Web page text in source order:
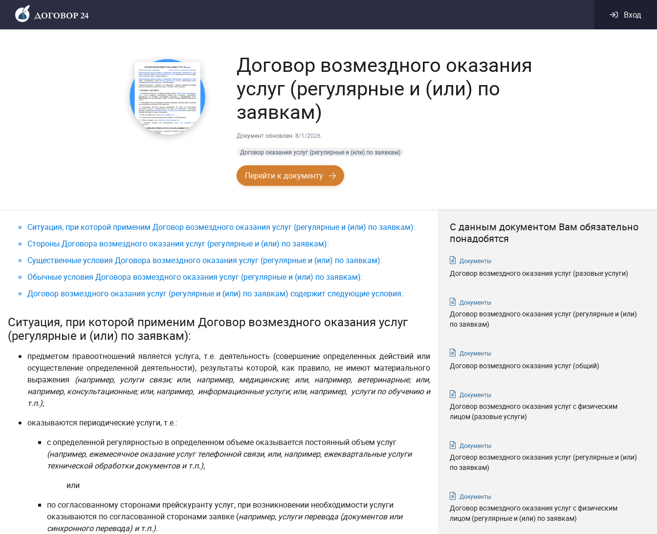
Вход
Договор возмездного оказания
услуг (регулярные и (или) по
заявкам)
Документ обновлен: 8/1/2026
Договор оказания услуг (регулярные и (или) по заявкам)
Перейти к документу
Ситуация, при которой применим Договор возмездного оказания услуг (регулярные и (или) по заявкам):
Стороны Договора возмездного оказания услуг (регулярные и (или) по заявкам):
Существенные условия Договора возмездного оказания услуг (регулярные и (или) по заявкам):
Обычные условия Договора возмездного оказания услуг (регулярные и (или) по заявкам):
Договор возмездного оказания услуг (регулярные и (или) по заявкам) содержит следующие условия:
Ситуация, при которой применим Договор возмездного оказания услуг
(регулярные и (или) по заявкам):
предметом правоотношений является услуга, т.е. деятельность (совершение определенных действий или
осуществление определенной деятельности), результаты которой, как правило, не имеют материального
выражения (например, услуги связи; или, например, медицинские; или, например, ветеринарные; или,
например, консультационные; или, например, информационные услуги; или, например, услуги по обучению и
т.п.);
оказываются периодические услуги, т.е.:
с определенной регулярностью в определенном объеме оказывается постоянный объем услуг
(например, ежемесячное оказание услуг телефонной связи, или, например, ежеквартальные услуги
технической обработки документов и т.п.);
или
по согласованному сторонами прейскуранту услуг, при возникновении необходимости услуги
оказываются по согласованной сторонами заявке (например, услуги перевода (документов или
синхронного перевода) и т.п.).
С данным документом Вам обязательно
понадобятся
Документы
Договор возмездного оказания услуг (разовые услуги)
Документы
Договор возмездного оказания услуг (регулярные и (или)
по заявкам)
Документы
Договор возмездного оказания услуг (общий)
Документы
Договор возмездного оказания услуг с физическим
лицом (разовые услуги)
Документы
Договор возмездного оказания услуг (регулярные и (или)
по заявкам)
Документы
Договор возмездного оказания услуг с физическим
лицом (регулярные и (или) по заявкам)